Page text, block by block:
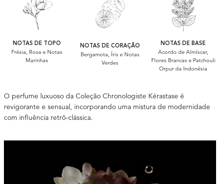
NOTAS DE TOPO
Frésia, Rosa e Notas
Marinhas
NOTAS DE CORAÇÃO
Bergamota, Íris e Notas
Verdes
NOTAS DE BASE
Acordo de Almíscar,
Flores Brancas e Patchouli
Orpur da Indonésia
O perfume luxuoso da Coleção Chronologiste Kérastase é
revigorante e sensual, incorporando uma mistura de modernidade
com influência retrô-clássica.